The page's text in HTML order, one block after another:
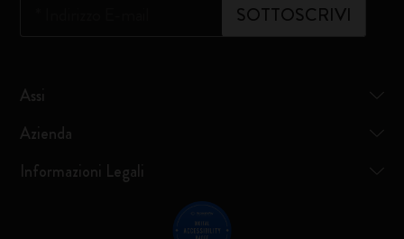
SOTTOSCRIVI
Assi
Azienda
Informazioni Legali